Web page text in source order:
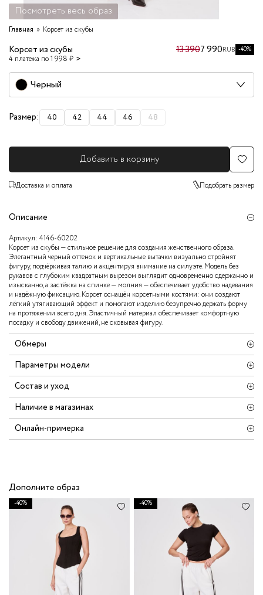
Посмотреть весь образ
Главная Корсет из скубы
Корсет из скубы
4 платежа по 1 998 ₽
13 3907 990RUB -40%
Черный
Размер: 40 42 44 46 48
Добавить в корзину
Доставка и оплата Подобрать размер
Описание
Артикул: 4146-60202
Корсет из скубы — стильное решение для создания женственного образа.
Элегантный черный оттенок и вертикальные вытачки визуально стройнят
фигуру, подчёркивая талию и акцентируя внимание на силуэте. Модель без
рукавов с глубоким квадратным вырезом выглядит одновременно сдержанно и
изысканно, а застёжка на спинке — молния — обеспечивает удобство надевания
и надёжную фиксацию. Корсет оснащён корсетными костями: они создают
лёгкий утягивающий эффект и помогают изделию безупречно держать форму
на протяжении всего дня. Эластичный материал обеспечивает комфортную
посадку и свободу движений, не сковывая фигуру.
Обмеры
Параметры модели
Состав и уход
Наличие в магазинах
Онлайн-примерка
Дополните образ
-40% -40%